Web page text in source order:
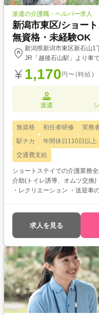
派遣の介護職・ヘルパー求人
新潟市東区/ショー
無資格・未経験OK
新潟県新潟市東区新石山1
JR「越後石山駅」より車
1,170 円〜(時給)
派遣
無資格 初任者研修 実務
駅チカ
年間休日110日以上
交通費支給
ショートステイでの介護業務
介助(トイレ誘導、オムツ交換
・レクリエーション ・送迎車
求人を見る